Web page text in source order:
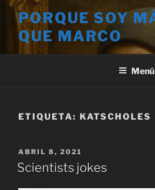
Saltar
contenido
PORQUE SOY
QUE MARCO
Menú
ETIQUETA: KATSCHOLES
PUBLICADO
EL
ABRIL 8, 2021
Scientists jokes